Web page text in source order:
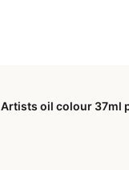
Artists oil colour 37ml